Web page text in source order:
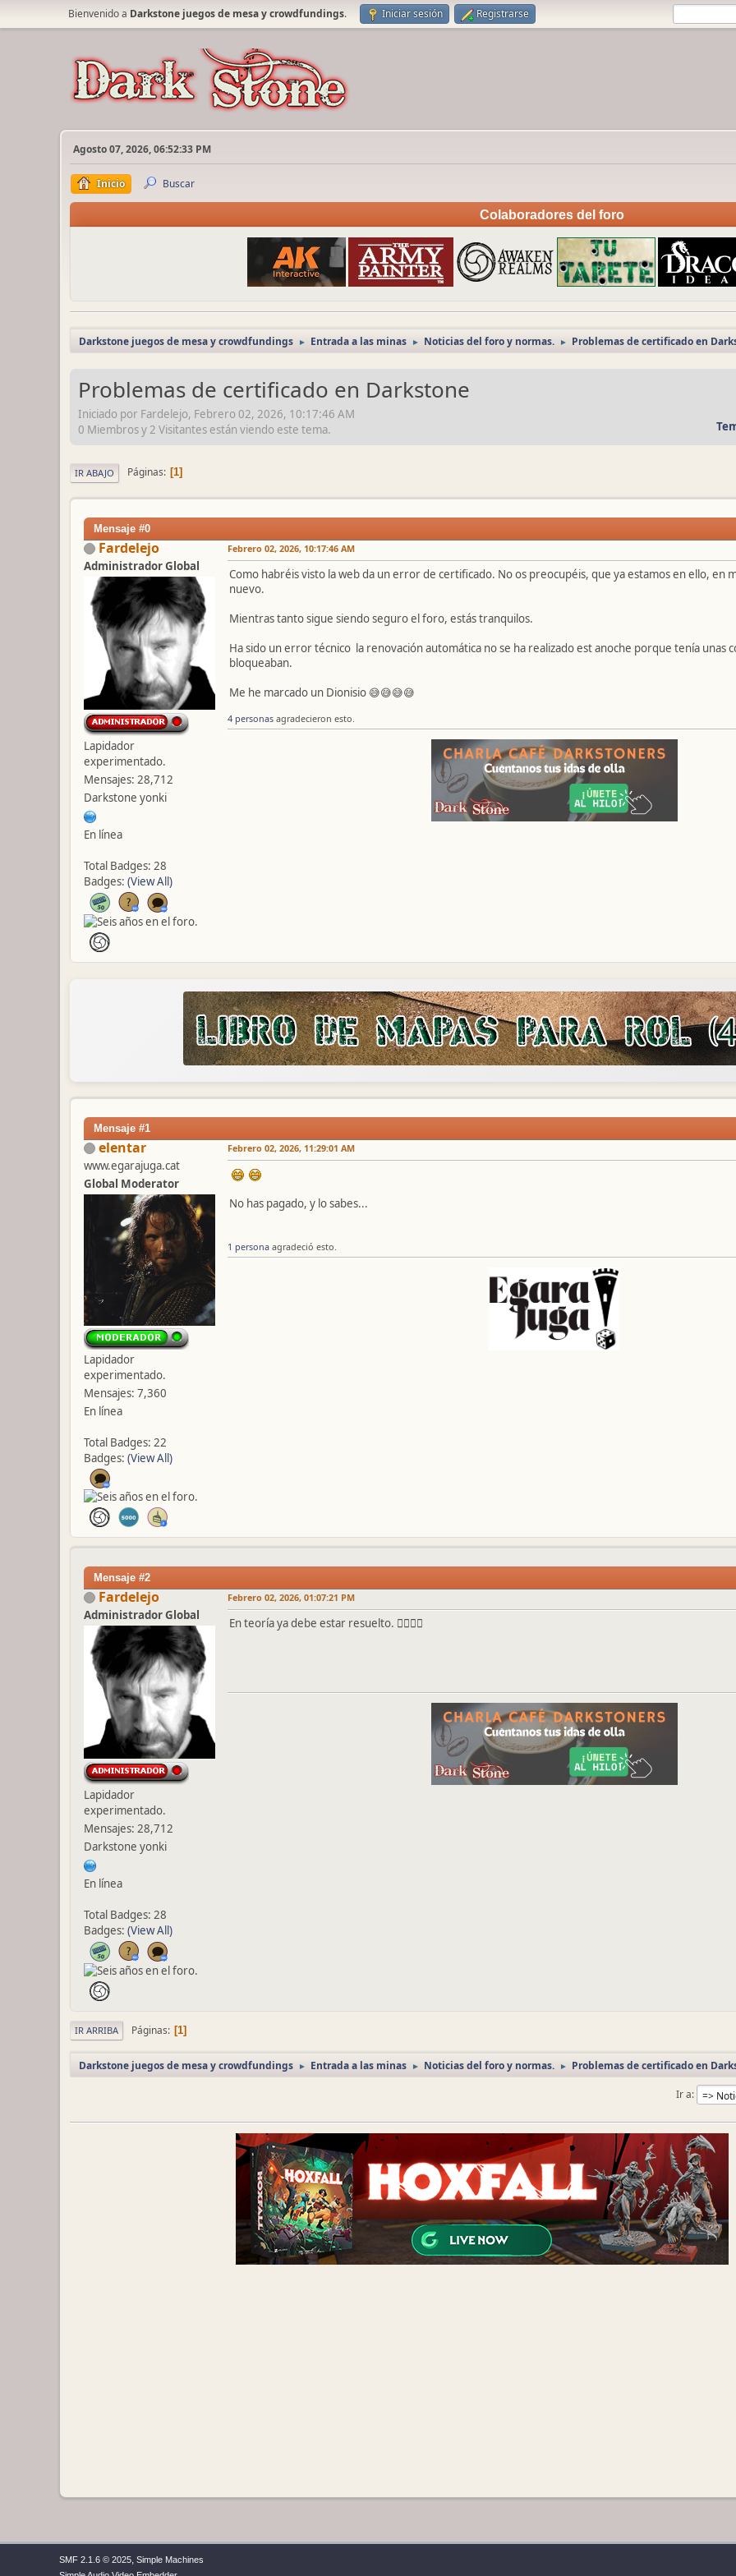
Bienvenido a Darkstone juegos de mesa y crowdfundings. Iniciar sesión Registrarse
Agosto 07, 2026, 06:52:33 PM
Inicio Buscar
Colaboradores del foro
Darkstone juegos de mesa y crowdfundings ► Entrada a las minas ► Noticias del foro y normas. ► Problemas de certificado en
Problemas de certificado en Darkstone
Iniciado por Fardelejo, Febrero 02, 2026, 10:17:46 AM
0 Miembros y 2 Visitantes están viendo este tema.
IR ABAJO Páginas 1
Mensaje #0
Fardelejo
Administrador Global
Lapidador
experimentado.
Mensajes: 28,712
Darkstone yonki
En línea
Total Badges: 28
Badges: (View All)
Febrero 02, 2026, 10:17:46 AM
Como habréis visto la web da un error de certificado. No os preocupéis, que ya estamos en ello, en
nuevo.
Mientras tanto sigue siendo seguro el foro, estás tranquilos.
Ha sido un error técnico la renovación automática no se ha realizado est anoche porque tenía unas
bloqueaban.
Me he marcado un Dionisio 😅😅😅😅
4 personas agradecieron esto.
Mensaje #1
elentar
www.egarajuga.cat
Global Moderator
Lapidador
experimentado.
Mensajes: 7,360
En línea
Total Badges: 22
Badges: (View All)
Febrero 02, 2026, 11:29:01 AM
No has pagado, y lo sabes...
1 persona agradeció esto.
Mensaje #2
Fardelejo
Administrador Global
Lapidador
experimentado.
Mensajes: 28,712
Darkstone yonki
En línea
Total Badges: 28
Badges: (View All)
Febrero 02, 2026, 01:07:21 PM
En teoría ya debe estar resuelto. 👍🏼👍🏼
IR ARRIBA Páginas 1
Darkstone juegos de mesa y crowdfundings ► Entrada a las minas ► Noticias del foro y normas. ► Problemas de certificado en
Ir a
SMF 2.1.6 © 2025, Simple Machines